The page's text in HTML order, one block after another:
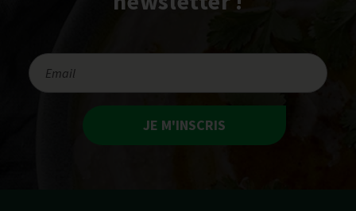
JE M'INSCRIS